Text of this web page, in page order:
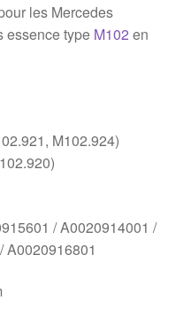
les Mercedes
essence type M102 en
M102.924)
/ A0020914001 /
A0020916801